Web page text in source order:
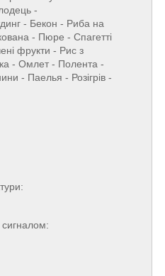
-
- Бекон - Риба на
- Пюре - Спагетті
фрукти - Рис з
- Омлет - Полента -
- Паелья - Розігрів -
сигналом: